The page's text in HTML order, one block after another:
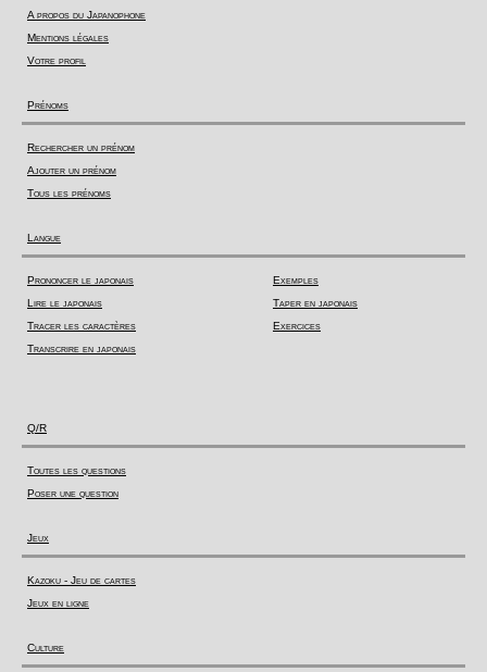
A propos du Japanophone
Mentions légales
Votre profil
Prénoms
Rechercher un prénom
Ajouter un prénom
Tous les prénoms
Langue
Prononcer le japonais
Lire le japonais
Tracer les caractères
Transcrire en japonais
Exemples
Taper en japonais
Exercices
Q/R
Toutes les questions
Poser une question
Jeux
Kazoku - Jeu de cartes
Jeux en ligne
Culture